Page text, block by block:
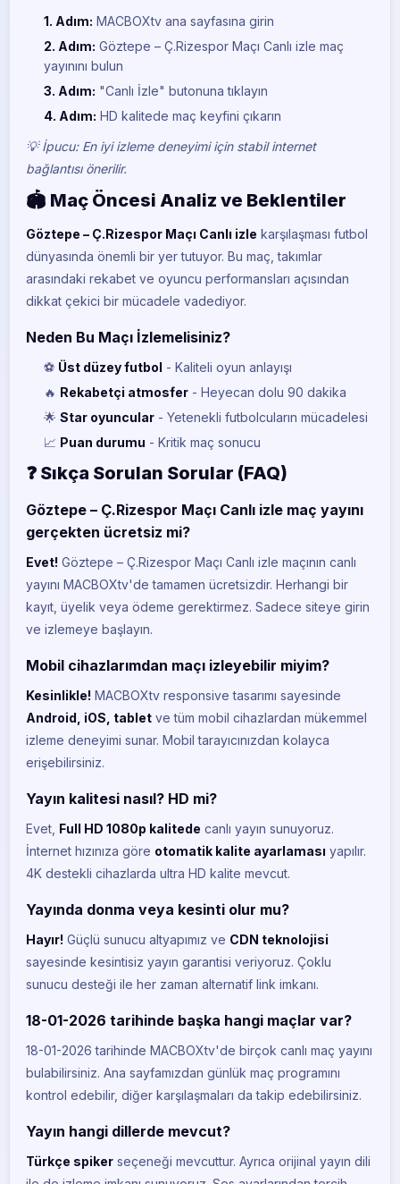
1. Adım: MACBOXtv ana sayfasına girin
2. Adım: Göztepe – Ç.Rizespor Maçı Canlı izle maç
yayınını bulun
3. Adım: "Canlı İzle" butonuna tıklayın
4. Adım: HD kalitede maç keyfini çıkarın
💡 İpucu: En iyi izleme deneyimi için stabil internet
bağlantısı önerilir.
🏟️ Maç Öncesi Analiz ve Beklentiler
Göztepe – Ç.Rizespor Maçı Canlı izle karşılaşması futbol
dünyasında önemli bir yer tutuyor. Bu maç, takımlar
arasındaki rekabet ve oyuncu performansları açısından
dikkat çekici bir mücadele vadediyor.
Neden Bu Maçı İzlemelisiniz?
⚽ Üst düzey futbol - Kaliteli oyun anlayışı
🔥 Rekabetçi atmosfer - Heyecan dolu 90 dakika
🌟 Star oyuncular - Yetenekli futbolcuların mücadelesi
📈 Puan durumu - Kritik maç sonucu
❓ Sıkça Sorulan Sorular (FAQ)
Göztepe – Ç.Rizespor Maçı Canlı izle maç yayını
gerçekten ücretsiz mi?
Evet! Göztepe – Ç.Rizespor Maçı Canlı izle maçının canlı
yayını MACBOXtv'de tamamen ücretsizdir. Herhangi bir
kayıt, üyelik veya ödeme gerektirmez. Sadece siteye girin
ve izlemeye başlayın.
Mobil cihazlarımdan maçı izleyebilir miyim?
Kesinlikle! MACBOXtv responsive tasarımı sayesinde
Android, iOS, tablet ve tüm mobil cihazlardan mükemmel
izleme deneyimi sunar. Mobil tarayıcınızdan kolayca
erişebilirsiniz.
Yayın kalitesi nasıl? HD mi?
Evet, Full HD 1080p kalitede canlı yayın sunuyoruz.
İnternet hızınıza göre otomatik kalite ayarlaması yapılır.
4K destekli cihazlarda ultra HD kalite mevcut.
Yayında donma veya kesinti olur mu?
Hayır! Güçlü sunucu altyapımız ve CDN teknolojisi
sayesinde kesintisiz yayın garantisi veriyoruz. Çoklu
sunucu desteği ile her zaman alternatif link imkanı.
18-01-2026 tarihinde başka hangi maçlar var?
18-01-2026 tarihinde MACBOXtv'de birçok canlı maç yayını
bulabilirsiniz. Ana sayfamızdan günlük maç programını
kontrol edebilir, diğer karşılaşmaları da takip edebilirsiniz.
Yayın hangi dillerde mevcut?
Türkçe spiker seçeneği mevcuttur. Ayrıca orijinal yayın dili